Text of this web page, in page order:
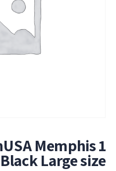
Memphis 1
Large size